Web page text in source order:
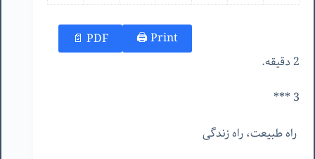
Print 🖨
PDF 📄
2 دقیقه.
3 ***
راه طبیعت، راه زندگی